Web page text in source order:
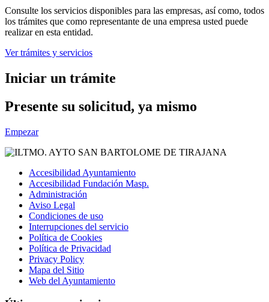
Consulte los servicios disponibles para las empresas, así como, todos
los trámites que como representante de una empresa usted puede
realizar en esta entidad.
Ver trámites y servicios
Iniciar un trámite
Presente su solicitud, ya mismo
Empezar
Accesibilidad Ayuntamiento
Accesibilidad Fundación Masp.
Administración
Aviso Legal
Condiciones de uso
Interrupciones del servicio
Política de Cookies
Política de Privacidad
Privacy Policy
Mapa del Sitio
Web del Ayuntamiento